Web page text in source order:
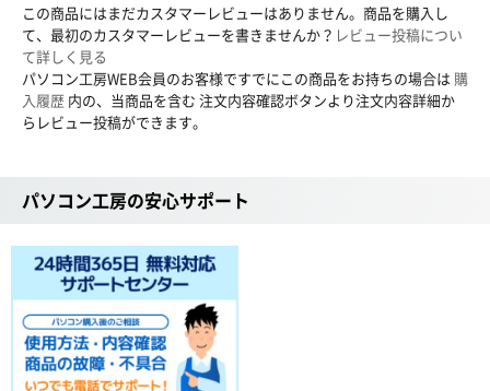
この商品にはまだカスタマーレビューはありません。商品を購入し
て、最初のカスタマーレビューを書きませんか？ レビュー投稿につい
て詳しく見る
パソコン工房WEB会員のお客様ですでにこの商品をお持ちの場合は 購
入履歴 内の、当商品を含む 注文内容確認ボタンより注文内容詳細か
らレビュー投稿ができます。
パソコン工房の安心サポート